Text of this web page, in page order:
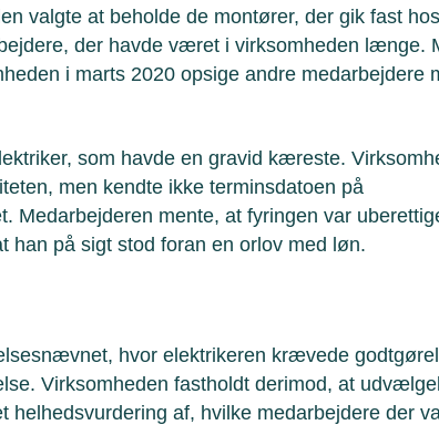
valgte at beholde de montører, der gik fast hos
der havde været i virksomheden længe.
i marts 2020 opsige andre medarbejdere
som havde en gravid kæreste.
men kendte ikke terminsdatoen på
Medarbejderen mente, at fyringen var
han på sigt stod foran en orlov med løn.
hvor elektrikeren krævede
Virksomheden fastholdt derimod, at
helhedsvurdering af, hvilke medarbejdere der